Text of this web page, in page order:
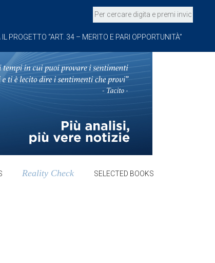
IL PROGETTO “ART. 34 – MERITO E PARI OPPORTUNITÀ”
Reality Check SELECTED BOOKS